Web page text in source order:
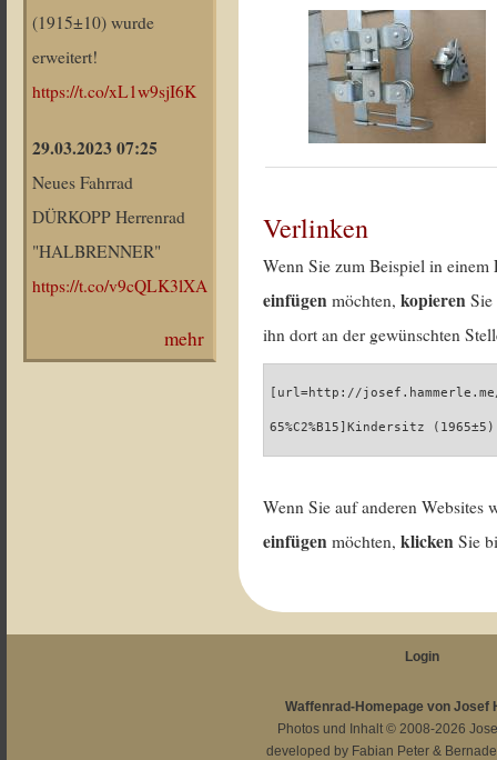
(1915±10) wurde
erweitert!
https://t.co/xL1w9sjI6K
29.03.2023 07:25
Neues Fahrrad
DÜRKOPP Herrenrad
"HALBRENNER"
https://t.co/v9cQLK3lXA
mehr
Verlinken
Wenn Sie zum Beispiel in
einfügen möchten,kopieren
ihn dort an der gewünschten
[url=http://
65%C2%B15]Kindersitz
Wenn Sie auf anderen
einfügen möchten,klicken Sie
Login
Waffenrad-Homepage von Josef
Photos und Inhalt © 2008-2026
developed by Fabian Peter &